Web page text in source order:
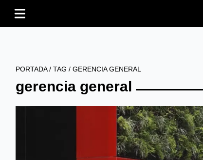
PORTADA/ TAG / GERENCIA GENERAL
gerencia general